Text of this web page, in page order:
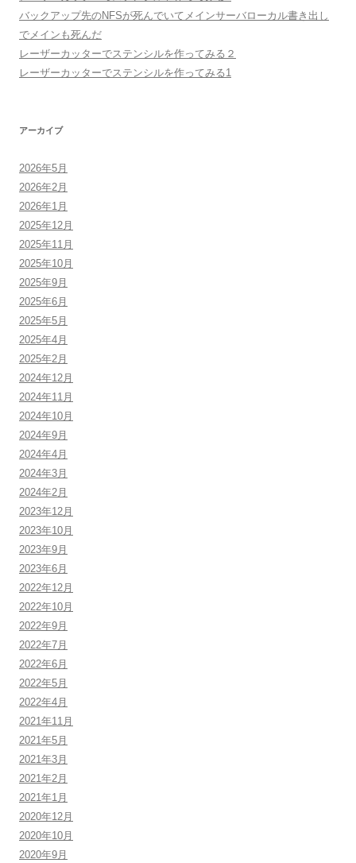
バックアップ先のNFSが死んでいてメインサーバローカル書き出し
でメインも死んだ
レーザーカッターでステンシルを作ってみる２
レーザーカッターでステンシルを作ってみる1
アーカイブ
2026年5月
2026年2月
2026年1月
2025年12月
2025年11月
2025年10月
2025年9月
2025年6月
2025年5月
2025年4月
2025年2月
2024年12月
2024年11月
2024年10月
2024年9月
2024年4月
2024年3月
2024年2月
2023年12月
2023年10月
2023年9月
2023年6月
2022年12月
2022年10月
2022年9月
2022年7月
2022年6月
2022年5月
2022年4月
2021年11月
2021年5月
2021年3月
2021年2月
2021年1月
2020年12月
2020年10月
2020年9月